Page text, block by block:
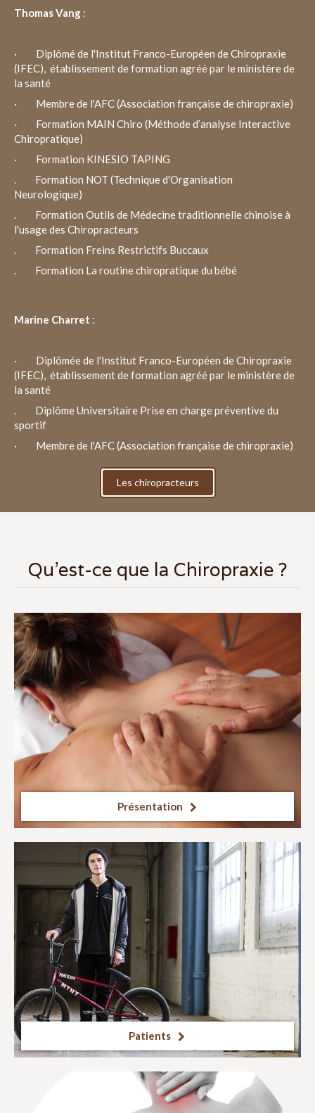
Thomas Vang :
· Diplômé de l'Institut Franco-Européen de Chiropraxie
(IFEC), établissement de formation agréé par le ministère de
la santé
· Membre de l'AFC (Association française de chiropraxie)
· Formation MAIN Chiro (Méthode d’analyse Interactive
Chiropratique)
· Formation KINESIO TAPING
. Formation NOT (Technique d'Organisation
Neurologique)
. Formation Outils de Médecine traditionnelle chinoise à
l'usage des Chiropracteurs
. Formation Freins Restrictifs Buccaux
. Formation La routine chiropratique du bébé
Marine Charret :
· Diplômée de l'Institut Franco-Européen de Chiropraxie
(IFEC), établissement de formation agréé par le ministère de
la santé
. Diplôme Universitaire Prise en charge préventive du
sportif
· Membre de l'AFC (Association française de chiropraxie)
Les chiropracteurs
Qu'est-ce que la Chiropraxie ?
Présentation
Patients